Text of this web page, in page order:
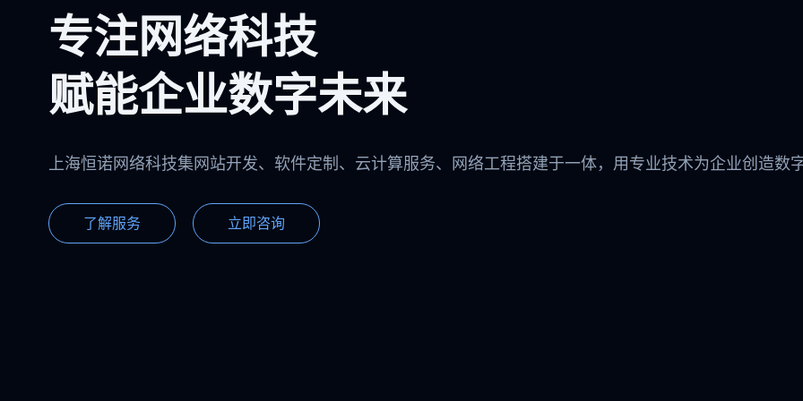
专注网络科技
赋能企业数字未来
上海恒诺网络科技集网站开发、软件定制、云计算服务、网络工程搭建于一体，用专业技术为企业创造数
了解服务 立即咨询